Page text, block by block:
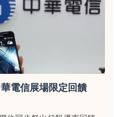
電信展場限定回饋